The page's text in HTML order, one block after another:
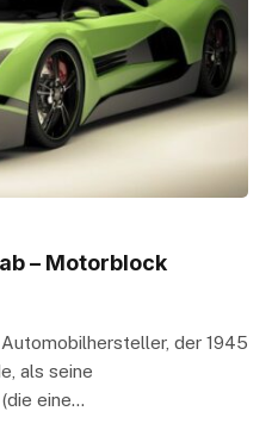
– Motorblock
der 1945
als seine
eine…